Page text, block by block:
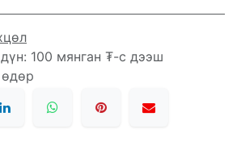
100 мянган ₮-с дээш